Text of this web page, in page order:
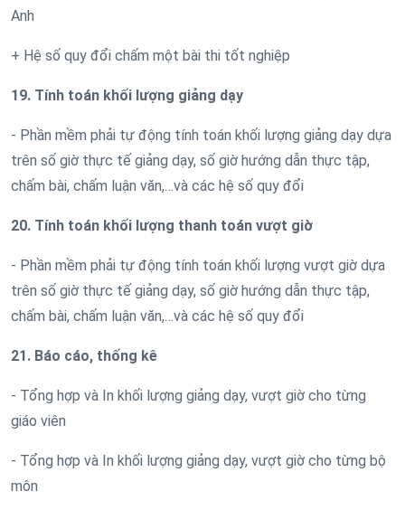
Anh
+ Hệ số quy đổi chấm một bài thi tốt nghiệp
19. Tính toán khối lượng giảng dạy
- Phần mềm phải tự động tính toán khối lượng giảng dạy dựa
trên số giờ thực tế giảng dạy, số giờ hướng dẫn thực tập,
chấm bài, chấm luận văn,…và các hệ số quy đổi
20. Tính toán khối lượng thanh toán vượt giờ
- Phần mềm phải tự động tính toán khối lượng vượt giờ dựa
trên số giờ thực tế giảng dạy, số giờ hướng dẫn thực tập,
chấm bài, chấm luận văn,…và các hệ số quy đổi
21. Báo cáo, thống kê
- Tổng hợp và In khối lượng giảng dạy, vượt giờ cho từng
giáo viên
- Tổng hợp và In khối lượng giảng dạy, vượt giờ cho từng bộ
môn